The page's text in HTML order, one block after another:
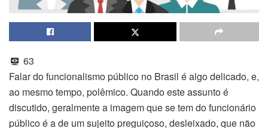
63
Falar do funcionalismo público no Brasil é algo delicado, e,
ao mesmo tempo, polêmico. Quando este assunto é
discutido, geralmente a imagem que se tem do funcionário
público é a de um sujeito preguiçoso, desleixado, que não